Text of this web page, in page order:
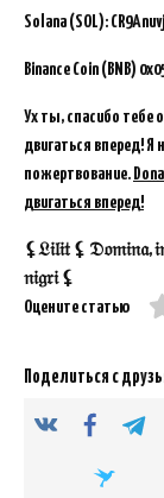
Solana (SOL):
Binance Coin (BNB)
Ух ты, спасибо тебе
двигаться вперед! Я
пожертвование.
двигаться вперед!
⚸𝔏𝔦𝔩𝔦𝔱 ⚸ 𝔇𝔬𝔪𝔦𝔫𝔞,
𝔫𝔦𝔤𝔯𝔦 ⚸
Оцените статью
Поделиться с